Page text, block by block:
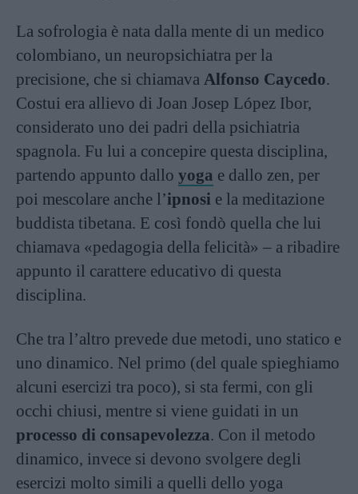
La sofrologia è nata dalla mente di un medico
colombiano, un neuropsichiatra per la
precisione, che si chiamava Alfonso Caycedo.
Costui era allievo di Joan Josep López Ibor,
considerato uno dei padri della psichiatria
spagnola. Fu lui a concepire questa disciplina,
partendo appunto dallo yoga e dallo zen, per
poi mescolare anche l’ipnosi e la meditazione
buddista tibetana. E così fondò quella che lui
chiamava «pedagogia della felicità» – a ribadire
appunto il carattere educativo di questa
disciplina.
Che tra l’altro prevede due metodi, uno statico e
uno dinamico. Nel primo (del quale spieghiamo
alcuni esercizi tra poco), si sta fermi, con gli
occhi chiusi, mentre si viene guidati in un
processo di consapevolezza. Con il metodo
dinamico, invece si devono svolgere degli
esercizi molto simili a quelli dello yoga